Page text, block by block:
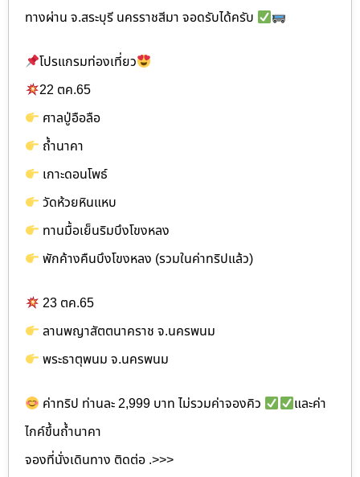
ทางผ่าน จ.สระบุรี นครราชสีมา จอดรับได้ครับ
โปรแกรมท่องเที่ยว
22 ตค.65
ศาลปู่อือลือ
ถ้ำนาคา
เกาะดอนโพธ์
วัดห้วยหินแหบ
ทานมื้อเย็นริมบึงโขงหลง
พักค้างคืนบึงโขงหลง (รวมในค่าทริปแล้ว)
23 ตค.65
ลานพญาสัตตนาคราช จ.นครพนม
พระธาตุพนม จ.นครพนม
ค่าทริป ท่านละ 2,999 บาท ไม่รวมค่าจองคิว
และค่า
ไกค์ขึ้นถ้ำนาคา
จองที่นั่งเดินทาง ติดต่อ .>>>